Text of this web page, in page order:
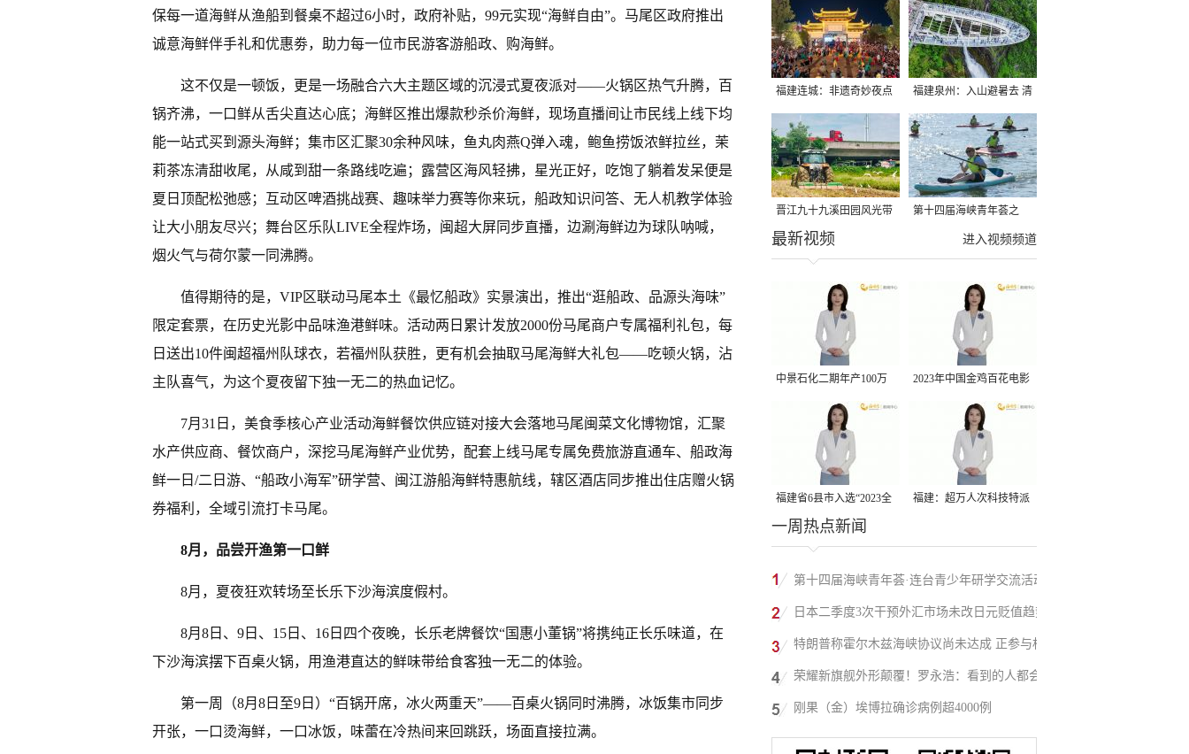
保每一道海鲜从渔船到餐桌不超过6小时，政府补贴，99元实现“海鲜自由”。马尾区政府推出
诚意海鲜伴手礼和优惠劵，助力每一位市民游客游船政、购海鲜。
这不仅是一顿饭，更是一场融合六大主题区域的沉浸式夏夜派对——火锅区热气升腾，百
锅齐沸，一口鲜从舌尖直达心底；海鲜区推出爆款秒杀价海鲜，现场直播间让市民线上线下均
能一站式买到源头海鲜；集市区汇聚30余种风味，鱼丸肉燕Q弹入魂，鲍鱼捞饭浓鲜拉丝，茉
莉茶冻清甜收尾，从咸到甜一条路线吃遍；露营区海风轻拂，星光正好，吃饱了躺着发呆便是
夏日顶配松弛感；互动区啤酒挑战赛、趣味举力赛等你来玩，船政知识问答、无人机教学体验
让大小朋友尽兴；舞台区乐队LIVE全程炸场，闽超大屏同步直播，边涮海鲜边为球队呐喊，
烟火气与荷尔蒙一同沸腾。
值得期待的是，VIP区联动马尾本土《最忆船政》实景演出，推出“逛船政、品源头海味”
限定套票，在历史光影中品味渔港鲜味。活动两日累计发放2000份马尾商户专属福利礼包，每
日送出10件闽超福州队球衣，若福州队获胜，更有机会抽取马尾海鲜大礼包——吃顿火锅，沾
主队喜气，为这个夏夜留下独一无二的热血记忆。
7月31日，美食季核心产业活动海鲜餐饮供应链对接大会落地马尾闽菜文化博物馆，汇聚
水产供应商、餐饮商户，深挖马尾海鲜产业优势，配套上线马尾专属免费旅游直通车、船政海
鲜一日/二日游、“船政小海军”研学营、闽江游船海鲜特惠航线，辖区酒店同步推出住店赠火锅
券福利，全域引流打卡马尾。
8月，品尝开渔第一口鲜
8月，夏夜狂欢转场至长乐下沙海滨度假村。
8月8日、9日、15日、16日四个夜晚，长乐老牌餐饮“国惠小董锅”将携纯正长乐味道，在
下沙海滨摆下百桌火锅，用渔港直达的鲜味带给食客独一无二的体验。
第一周（8月8日至9日）“百锅开席，冰火两重天”——百桌火锅同时沸腾，冰饭集市同步
开张，一口烫海鲜，一口冰饭，味蕾在冷热间来回跳跃，场面直接拉满。
福建连城：非遗奇妙夜点
亮夏夜
福建泉州：入山避暑去 清
凉好惬意
晋江九十九溪田园风光带
千亩早稻迎来成熟收割季
第十四届海峡青年荟之
2026榕台青年大学生水上
进入视频频道
最新视频
中景石化二期年产100万
吨丙烷脱氢项目建成中交
2023年中国金鸡百花电影
节有福电影巡展31日启动
福建省6县市入选“2023全
国县域发展潜力百强县”
福建：超万人次科技特派
一周热点新闻
第十四届海峡青年荟·连台青少年研学交流活动
在福州启航
日本二季度3次干预外汇市场未改日元贬值趋势
特朗普称霍尔木兹海峡协议尚未达成 正参与相
关谈判
荣耀新旗舰外形颠覆！罗永浩：看到的人都会
吃惊
刚果（金）埃博拉确诊病例超4000例